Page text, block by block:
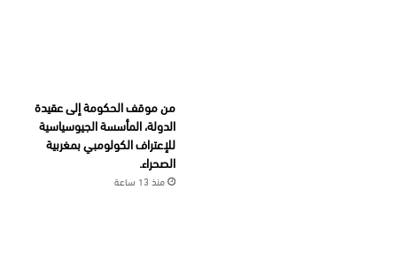
من موقف الحكومة إلى عقيدة
الدولة، المأسسة الجيوسياسية
للإعتراف الكولومبي بمغربية
الصحراء.
منذ 13 ساعة